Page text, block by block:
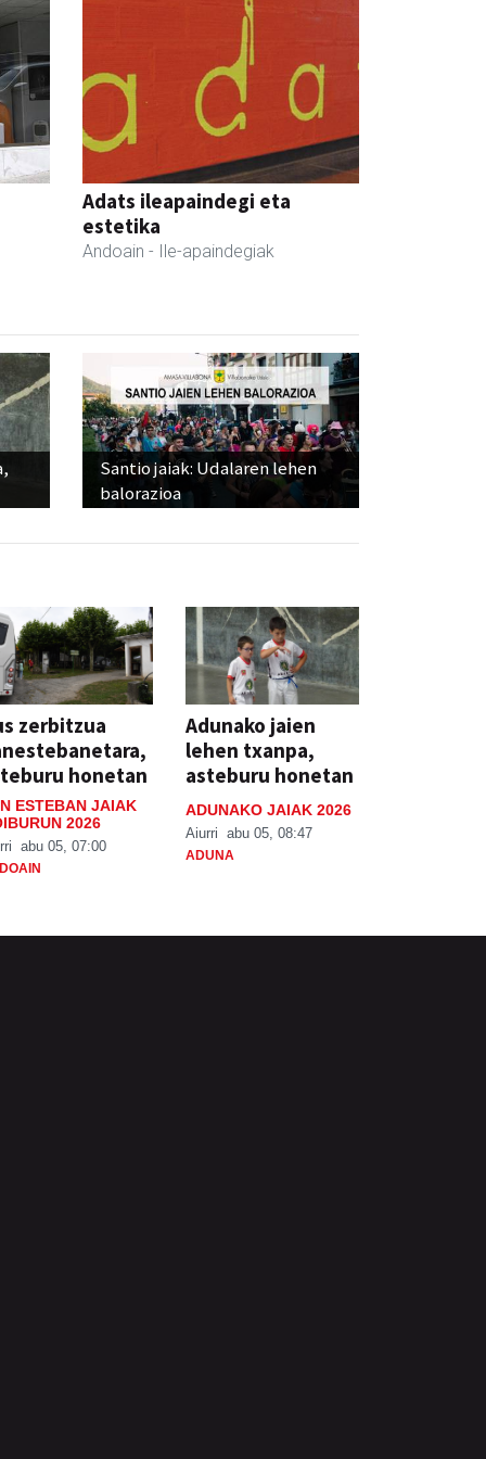
Adats ileapaindegi eta
estetika
Andoain - Ile-apaindegiak
Santio jaiak: Udalaren lehen
balorazioa
zerbitzua
honetan
ESTEBAN JAIAK
2026
abu 05, 07:00
Adunako jaien
lehen txanpa,
asteburu honetan
ADUNAKO JAIAK 2026
Aiurri abu 05, 08:47
ADUNA